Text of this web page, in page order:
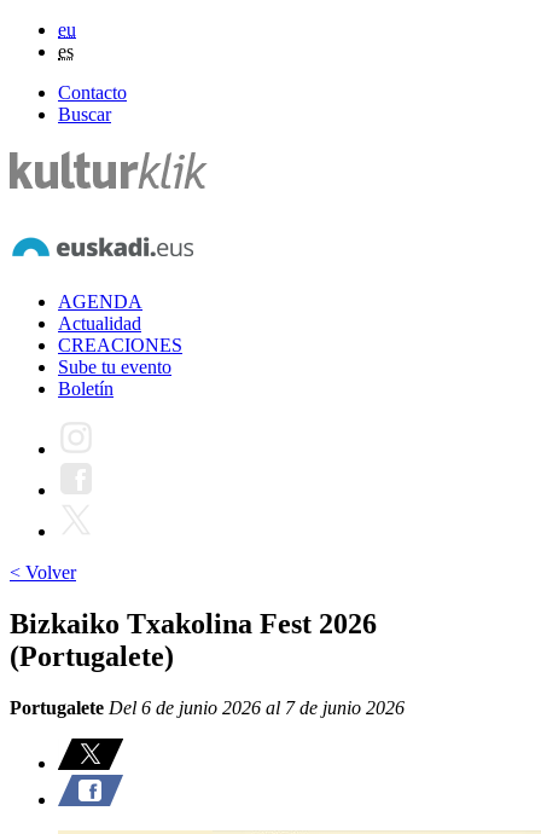
eu
es
Contacto
Buscar
AGENDA
Actualidad
CREACIONES
Sube tu evento
Boletín
< Volver
Bizkaiko Txakolina Fest 2026
(Portugalete)
Portugalete Del 6 de junio 2026 al 7 de junio 2026